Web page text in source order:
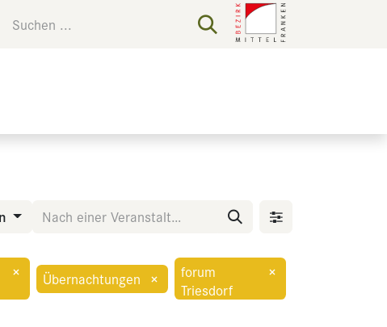
× Übernachtungen ×
forum
Triesdorf
×